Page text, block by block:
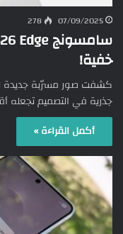
07/09/2025
278
خفية!
جذرية في التصميم تجعله
أكمل القراءة »